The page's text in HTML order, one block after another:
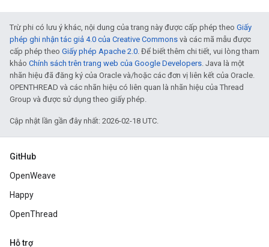
Trừ phi có lưu ý khác, nội dung của trang này được cấp phép theo Giấy
phép ghi nhận tác giả 4.0 của Creative Commons và các mã mẫu được
cấp phép theo Giấy phép Apache 2.0. Để biết thêm chi tiết, vui lòng tham
khảo Chính sách trên trang web của Google Developers. Java là một
nhãn hiệu đã đăng ký của Oracle và/hoặc các đơn vị liên kết của Oracle.
OPENTHREAD và các nhãn hiệu có liên quan là nhãn hiệu của Thread
Group và được sử dụng theo giấy phép.
Cập nhật lần gần đây nhất: 2026-02-18 UTC.
GitHub
OpenWeave
Happy
OpenThread
Hỗ trợ